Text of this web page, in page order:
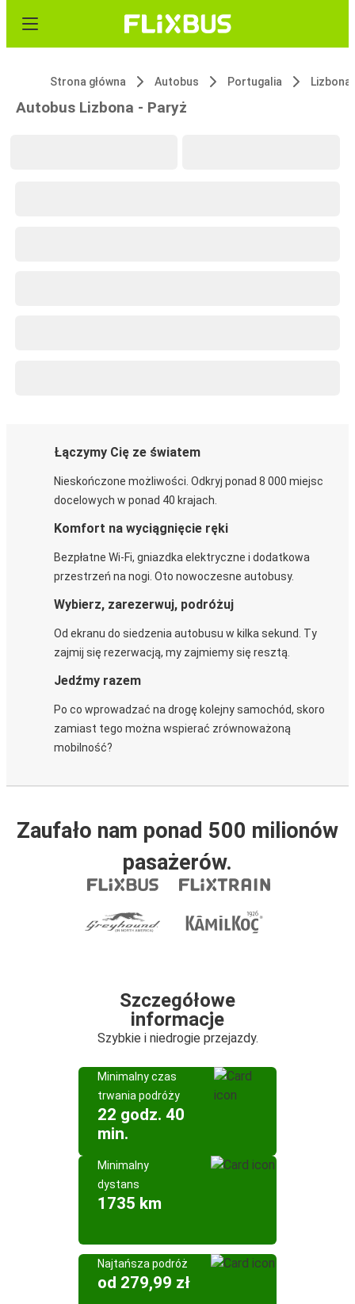
Strona główna Autobus Portugalia Lizbona
Autobus Lizbona - Paryż
Łączymy Cię ze światem
Nieskończone możliwości. Odkryj ponad 8 000 miejsc
docelowych w ponad 40 krajach.
Komfort na wyciągnięcie ręki
Bezpłatne Wi-Fi, gniazdka elektryczne i dodatkowa
przestrzeń na nogi. Oto nowoczesne autobusy.
Wybierz, zarezerwuj, podróżuj
Od ekranu do siedzenia autobusu w kilka sekund. Ty
zajmij się rezerwacją, my zajmiemy się resztą.
Jedźmy razem
Po co wprowadzać na drogę kolejny samochód, skoro
zamiast tego można wspierać zrównoważoną
mobilność?
Zaufało nam ponad 500 milionów
pasażerów.
Szczegółowe
informacje
Szybkie i niedrogie przejazdy.
Minimalny czas
trwania podróży
22 godz. 40
min.
Minimalny
dystans
1735 km
Najtańsza podróż
od 279,99 zł